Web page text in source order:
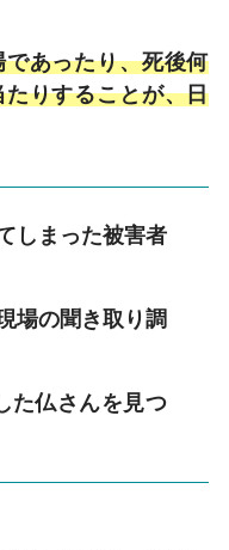
であったり、死後何
りすることが、日
しまった被害者
場の聞き取り調
た仏さんを見つ